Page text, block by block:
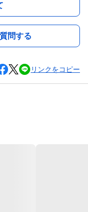
問する
リンクをコピー